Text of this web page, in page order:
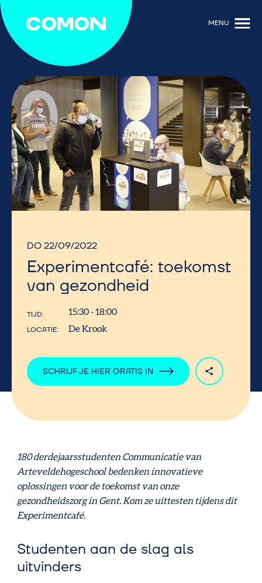
MENU
DO 22/09/2022
Experimentcafé: toekomst
van gezondheid
TIJD 15:30 - 18:00
LOCATIE De Krook
SCHRIJF JE HIER GRATIS IN
180 derdejaarsstudenten Communicatie van
Arteveldehogeschool bedenken innovatieve
oplossingen voor de toekomst van onze
gezondheidszorg in Gent. Kom ze uittesten tijdens dit
Experimentcafé.
Studenten aan de slag als
uitvinders